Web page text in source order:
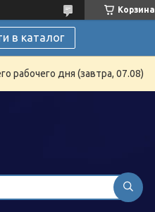
Корзина
в каталог
рабочего дня (завтра, 07.08)